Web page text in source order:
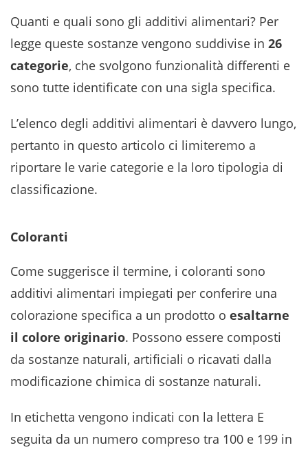
Quanti e quali sono gli additivi alimentari? Per
legge queste sostanze vengono suddivise in 26
categorie, che svolgono funzionalità differenti e
sono tutte identificate con una sigla specifica.
L’elenco degli additivi alimentari è davvero lungo,
pertanto in questo articolo ci limiteremo a
riportare le varie categorie e la loro tipologia di
classificazione.
Coloranti
Come suggerisce il termine, i coloranti sono
additivi alimentari impiegati per conferire una
colorazione specifica a un prodotto o esaltarne
il colore originario. Possono essere composti
da sostanze naturali, artificiali o ricavati dalla
modificazione chimica di sostanze naturali.
In etichetta vengono indicati con la lettera E
seguita da un numero compreso tra 100 e 199 in